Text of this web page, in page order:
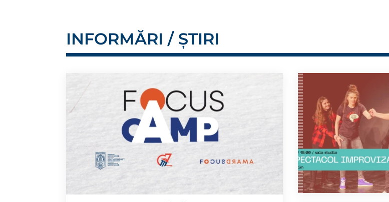
INFORMĂRI / ȘTIRI